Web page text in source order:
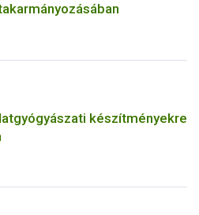
készítményekre